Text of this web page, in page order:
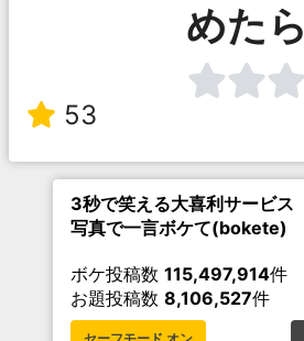
めたら
53
3秒で笑える大喜利サービス
写真で一言ボケて(bokete)
ボケ投稿数 115,497,914件
お題投稿数 8,106,527件